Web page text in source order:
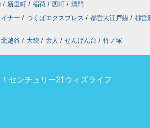
/ 新里町 / 稲荷 / 西町 / 清門
ナー / つくばエクスプレス / 都営大江戸線 / 都営
北越谷 / 大袋 / 舎人 / せんげん台 / 竹ノ塚
センチュリー21ウィズライフ